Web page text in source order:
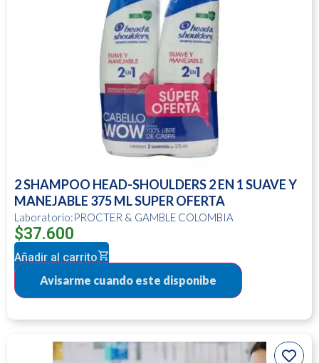
2 SHAMPOO HEAD-SHOULDERS 2 EN 1 SUAVE Y
MANEJABLE 375 ML SUPER OFERTA
Laboratorio:PROCTER & GAMBLE COLOMBIA
$37.600
Añadir al carrito